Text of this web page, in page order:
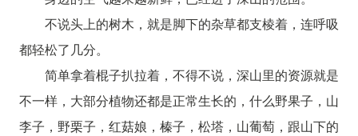
不说头上的树木，就是脚下的杂草都支棱着，连呼吸
都轻松了几分。
简单拿着棍子扒拉着，不得不说，深山里的资源就是
不一样，大部分植物还都是正常生长的，什么野果子，山
李子，野栗子，红菇娘，榛子，松塔，山葡萄，跟山下的